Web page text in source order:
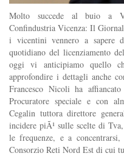
Molto succede al buio a
Confindustria Vicenza: Il
i vicentini vennero a
quotidiano del licenziamento
oggi vi anticipiamo quello
approfondire i dettagli anche
Francesco Nicoli ha
Procuratore speciale e con
Cegalin tuttora direttore
incidere piÃ¹ sulle scelte di
le frequenze, e a
Consorzio Reti Nord Est di cui